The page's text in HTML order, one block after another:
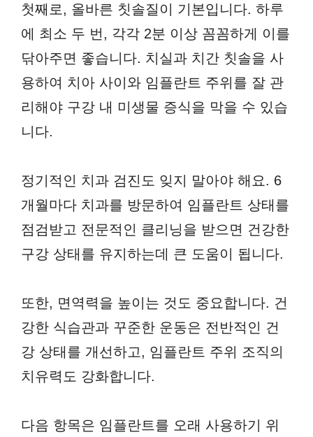
첫째로, 올바른 칫솔질이 기본입니다. 하루
에 최소 두 번, 각각 2분 이상 꼼꼼하게 이를
닦아주면 좋습니다. 치실과 치간 칫솔을 사
용하여 치아 사이와 임플란트 주위를 잘 관
리해야 구강 내 미생물 증식을 막을 수 있습
니다.
정기적인 치과 검진도 잊지 말아야 해요. 6
개월마다 치과를 방문하여 임플란트 상태를
점검받고 전문적인 클리닝을 받으면 건강한
구강 상태를 유지하는데 큰 도움이 됩니다.
또한, 면역력을 높이는 것도 중요합니다. 건
강한 식습관과 꾸준한 운동은 전반적인 건
강 상태를 개선하고, 임플란트 주위 조직의
치유력도 강화합니다.
다음 항목은 임플란트를 오래 사용하기 위